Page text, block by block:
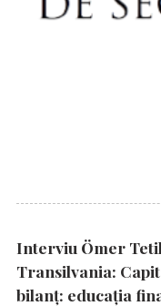
Interviu Ömer
Transilvania:
bilanț: educația